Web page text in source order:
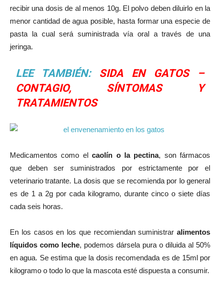
recibir una dosis de al menos 10g. El polvo deben diluirlo en la
menor cantidad de agua posible, hasta formar una especie de
pasta la cual será suministrada vía oral a través de una
jeringa.
LEE TAMBIÉN:SIDA EN GATOS –
CONTAGIO, SÍNTOMAS Y
TRATAMIENTOS
Medicamentos como elcaolín o la pectina, son fármacos
que deben ser suministrados por estrictamente por el
veterinario tratante. La dosis que se recomienda por lo general
es de 1 a 2g por cada kilogramo, durante cinco o siete días
cada seis horas.
En los casos en los que recomiendan suministrar alimentos
líquidos como leche, podemos dársela pura o diluida al 50%
en agua. Se estima que la dosis recomendada es de 15ml por
kilogramo o todo lo que la mascota esté dispuesta a consumir.